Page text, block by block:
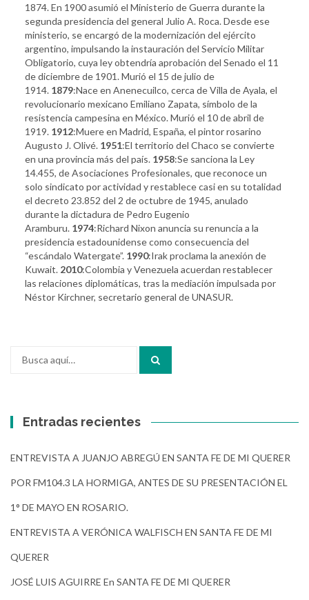
1874. En 1900 asumió el Ministerio de Guerra durante la
segunda presidencia del general Julio A. Roca. Desde ese
ministerio, se encargó de la modernización del ejército
argentino, impulsando la instauración del Servicio Militar
Obligatorio, cuya ley obtendría aprobación del Senado el 11
de diciembre de 1901. Murió el 15 de julio de
1914. 1879:Nace en Anenecuilco, cerca de Villa de Ayala, el
revolucionario mexicano Emiliano Zapata, símbolo de la
resistencia campesina en México. Murió el 10 de abril de
1919. 1912:Muere en Madrid, España, el pintor rosarino
Augusto J. Olivé. 1951:El territorio del Chaco se convierte
en una provincia más del país. 1958:Se sanciona la Ley
14.455, de Asociaciones Profesionales, que reconoce un
solo sindicato por actividad y restablece casi en su totalidad
el decreto 23.852 del 2 de octubre de 1945, anulado
durante la dictadura de Pedro Eugenio
Aramburu. 1974:Richard Nixon anuncia su renuncia a la
presidencia estadounidense como consecuencia del
“escándalo Watergate”. 1990:Irak proclama la anexión de
Kuwait. 2010:Colombia y Venezuela acuerdan restablecer
las relaciones diplomáticas, tras la mediación impulsada por
Néstor Kirchner, secretario general de UNASUR.
Entradas recientes
ENTREVISTA A JUANJO ABREGÚ EN SANTA FE DE MI QUERER
POR FM104.3 LA HORMIGA, ANTES DE SU PRESENTACIÓN EL
1° DE MAYO EN ROSARIO.
ENTREVISTA A VERÓNICA WALFISCH EN SANTA FE DE MI
QUERER
JOSÉ LUIS AGUIRRE En SANTA FE DE MI QUERER